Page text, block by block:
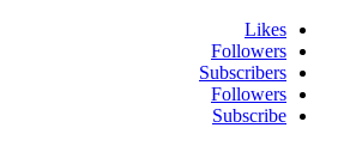
Likes
Followers
Subscribers
Followers
Subscribe